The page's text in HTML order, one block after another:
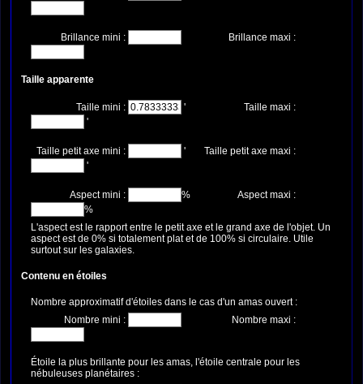
Brillance mini : Brillance maxi :
Taille apparente
Taille mini : '
Taille maxi :
'
Taille petit axe mini : '
Taille petit axe maxi :
'
Aspect mini : %
Aspect maxi :
%
L'aspect est le rapport entre le petit axe et le grand axe de l'objet. Un
aspect est de 0% si totalement plat et de 100% si circulaire. Utile
surtout sur les galaxies.
Contenu en étoiles
Nombre approximatif d'étoiles dans le cas d'un amas ouvert :
Nombre mini :
Nombre maxi :
Étoile la plus brillante pour les amas, l'étoile centrale pour les
nébuleuses planétaires :